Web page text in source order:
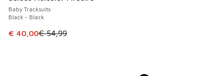
Baby Tracksuits
Black - Black
Dieser Artikel ist im Sale. Der Preis ist von € 54,99 auf €
€ 40,00€ 54,99